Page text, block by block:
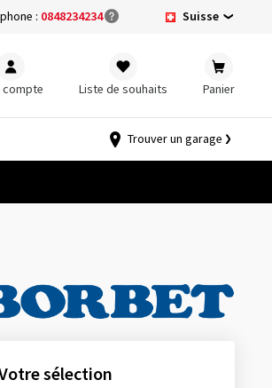
: 0848234234 Suisse
compte Liste de souhaits Panier
Trouver un garage
sélection